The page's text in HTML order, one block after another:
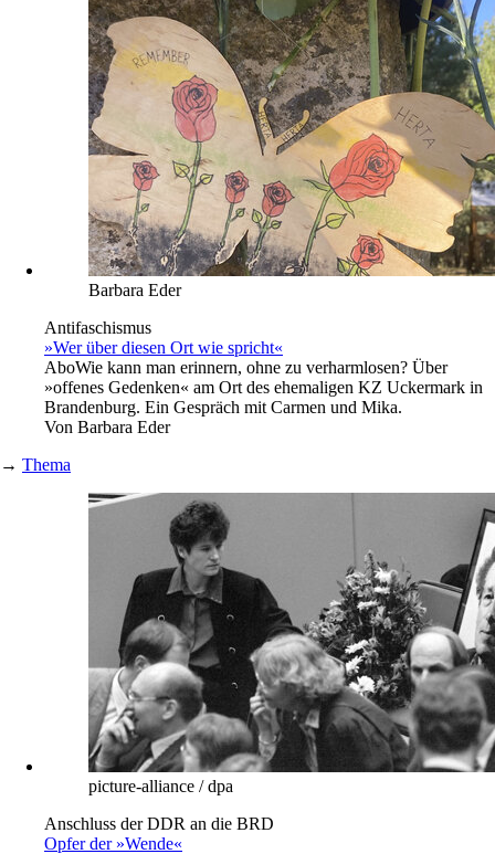
Barbara Eder
Antifaschismus
»Wer über diesen Ort wie spricht«
AboWie kann man erinnern, ohne zu verharmlosen? Über
»offenes Gedenken« am Ort des ehemaligen KZ Uckermark in
Brandenburg. Ein Gespräch mit Carmen und Mika.
Von Barbara Eder
→ Thema
picture-alliance / dpa
Anschluss der DDR an die BRD
Opfer der »Wende«